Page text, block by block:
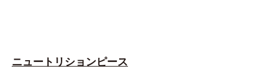
ニュートリションピース